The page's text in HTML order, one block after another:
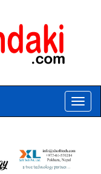
Toggle